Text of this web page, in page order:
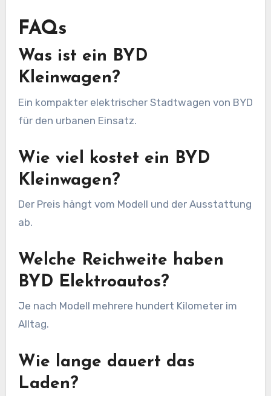
FAQs
Was ist ein BYD
Kleinwagen?
Ein kompakter elektrischer Stadtwagen von BYD
für den urbanen Einsatz.
Wie viel kostet ein BYD
Kleinwagen?
Der Preis hängt vom Modell und der Ausstattung
ab.
Welche Reichweite haben
BYD Elektroautos?
Je nach Modell mehrere hundert Kilometer im
Alltag.
Wie lange dauert das
Laden?